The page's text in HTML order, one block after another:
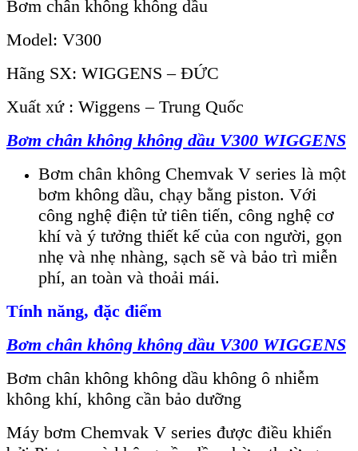
Bơm chân không không dầu
Model: V300
Hãng SX: WIGGENS – ĐỨC
Xuất xứ : Wiggens – Trung Quốc
Bơm chân không không dầu V300 WIGGENS
Bơm chân không Chemvak V series là một
bơm không dầu, chạy bằng piston. Với
công nghệ điện tử tiên tiến, công nghệ cơ
khí và ý tưởng thiết kế của con người, gọn
nhẹ và nhẹ nhàng, sạch sẽ và bảo trì miễn
phí, an toàn và thoải mái.
Tính năng, đặc điểm
Bơm chân không không dầu V300 WIGGENS
Bơm chân không không dầu không ô nhiễm
không khí, không cần bảo dưỡng
Máy bơm Chemvak V series được điều khiển